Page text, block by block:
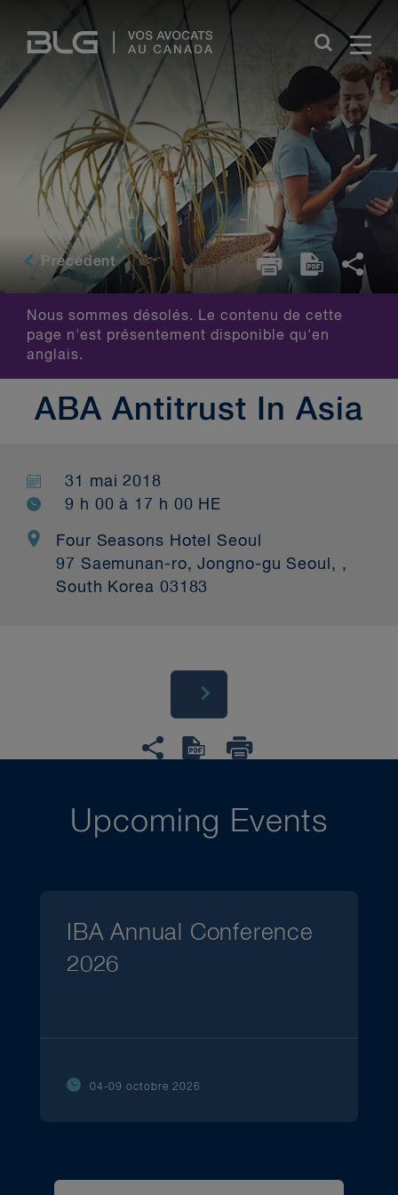
Links
Précédent
Nous sommes désolés. Le contenu de cette
page n'est présentement disponible qu'en
anglais.
ABA Antitrust In Asia
31 mai 2018
9 h 00 à 17 h 00 HE
Four Seasons Hotel Seoul
97 Saemunan-ro, Jongno-gu Seoul, ,
South Korea 03183
Upcoming Events
IBA Annual Conference
2026
04-09 octobre 2026